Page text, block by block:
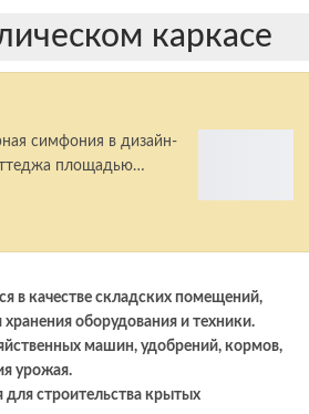
каркасе
симфония в дизайн-
площадью…
в качестве складских помещений,
оборудования и техники.
машин, удобрений, кормов,
урожая.
строительства крытых